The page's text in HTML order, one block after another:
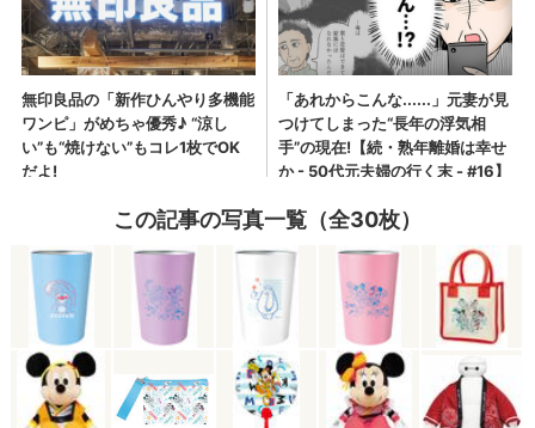
この記事の写真一覧（全30枚）